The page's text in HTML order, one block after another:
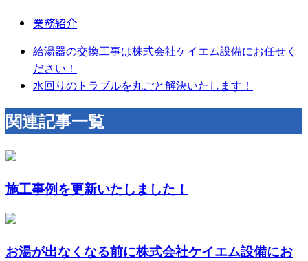
業務紹介
給湯器の交換工事は株式会社ケイエム設備にお任せく
ださい！
水回りのトラブルを丸ごと解決いたします！
関連記事一覧
施工事例を更新いたしました！
お湯が出なくなる前に株式会社ケイエム設備にお